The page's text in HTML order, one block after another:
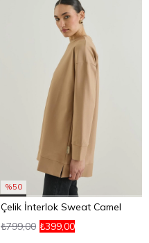
%50
Çelik İnterlok Sweat Camel
₺399,00
₺799,00